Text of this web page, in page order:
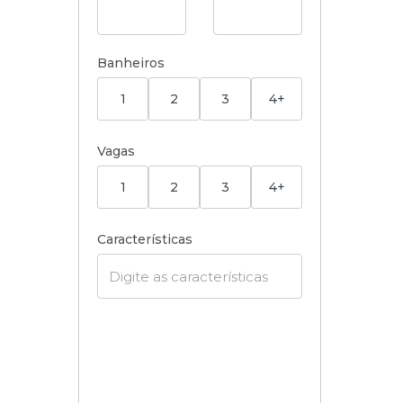
Banheiros
1 2 3 4+
Vagas
1 2 3 4+
Características